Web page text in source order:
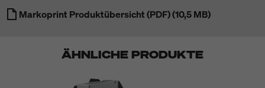
Markoprint Produktübersicht (PDF) (10,5 MB)
ÄHNLICHE PRODUKTE